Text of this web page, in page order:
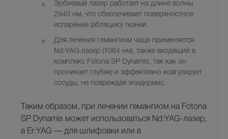
Эрбиевый лазер работает на длине волны
2940 нм, что обеспечивает поверхностное
испарение (абляцию) тканей .
Для лечения гемангиом чаще применяется
Nd:YAG-лазер (1064 нм), также входящий в
комплекс Fotona SP Dynamis, так как он
проникает глубже и эффективно коагулирует
сосуды , не повреждая эпидермис.
Таким образом, при лечении гемангиом на Fotona
SP Dynamis может использоваться Nd:YAG-лазер,
а Er:YAG — для шлифовки или в